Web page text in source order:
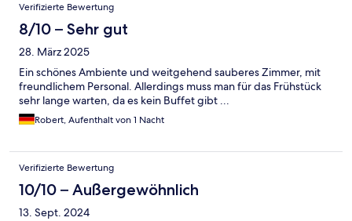
Verifizierte Bewertung
8/10 – Sehr gut
28. März 2025
Ein schönes Ambiente und weitgehend sauberes Zimmer, mit
freundlichem Personal. Allerdings muss man für das Frühstück
sehr lange warten, da es kein Buffet gibt ...
Robert, Aufenthalt von 1 Nacht
Verifizierte Bewertung
10/10 – Außergewöhnlich
13. Sept. 2024